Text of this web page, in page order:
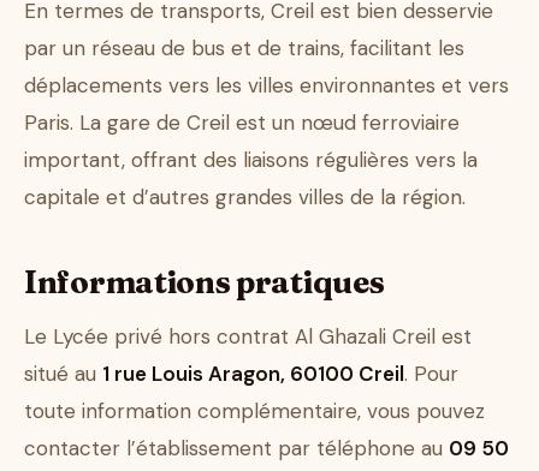
En termes de transports, Creil est bien desservie
par un réseau de bus et de trains, facilitant les
déplacements vers les villes environnantes et vers
Paris. La gare de Creil est un nœud ferroviaire
important, offrant des liaisons régulières vers la
capitale et d’autres grandes villes de la région.
Informations pratiques
Le Lycée privé hors contrat Al Ghazali Creil est
situé au 1 rue Louis Aragon, 60100 Creil. Pour
toute information complémentaire, vous pouvez
contacter l’établissement par téléphone au 09 50